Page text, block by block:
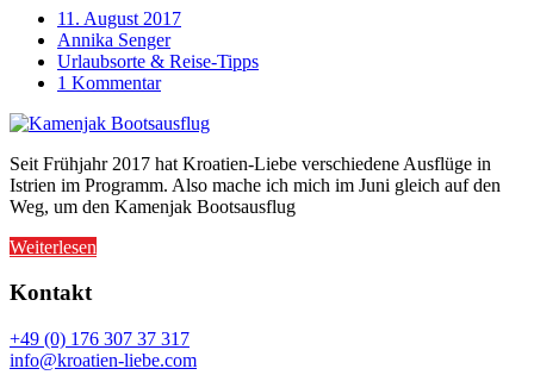
11. August 2017
Annika Senger
Urlaubsorte & Reise-Tipps
1 Kommentar
Seit Frühjahr 2017 hat Kroatien-Liebe verschiedene Ausflüge in
Istrien im Programm. Also mache ich mich im Juni gleich auf den
Weg, um den Kamenjak Bootsausflug
Weiterlesen
Kontakt
+49 (0) 176 307 37 317
info@kroatien-liebe.com